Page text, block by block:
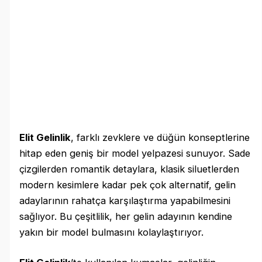
Elit Gelinlik, farklı zevklere ve düğün konseptlerine
hitap eden geniş bir model yelpazesi sunuyor. Sade
çizgilerden romantik detaylara, klasik siluetlerden
modern kesimlere kadar pek çok alternatif, gelin
adaylarının rahatça karşılaştırma yapabilmesini
sağlıyor. Bu çeşitlilik, her gelin adayının kendine
yakın bir model bulmasını kolaylaştırıyor.